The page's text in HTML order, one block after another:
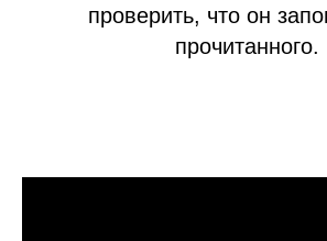
проверить, что он
прочитанного.